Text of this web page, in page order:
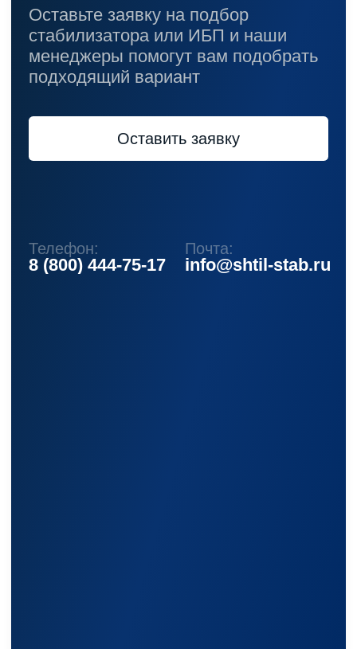
Гарантии
Акции
Статьи
Контакты
Условия оформления заказа
Реквизиты
+7 (495) 150-17-07
Адрес:
г. Москва, 2-й Южнопортовый